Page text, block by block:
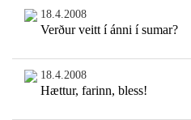
18.4.2008
Verður veitt í ánni í sumar?
18.4.2008
Hættur, farinn, bless!